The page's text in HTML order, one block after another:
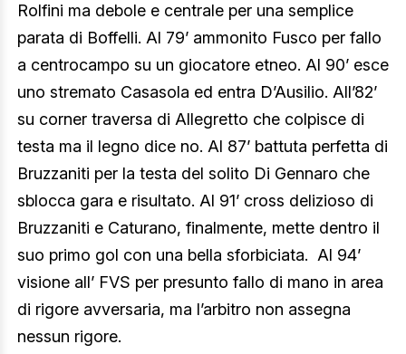
Rolfini ma debole e centrale per una semplice
parata di Boffelli. Al 79’ ammonito Fusco per fallo
a centrocampo su un giocatore etneo. Al 90’ esce
uno stremato Casasola ed entra D’Ausilio. All’82’
su corner traversa di Allegretto che colpisce di
testa ma il legno dice no. Al 87’ battuta perfetta di
Bruzzaniti per la testa del solito Di Gennaro che
sblocca gara e risultato. Al 91’ cross delizioso di
Bruzzaniti e Caturano, finalmente, mette dentro il
suo primo gol con una bella sforbiciata. Al 94’
visione all’ FVS per presunto fallo di mano in area
di rigore avversaria, ma l’arbitro non assegna
nessun rigore.